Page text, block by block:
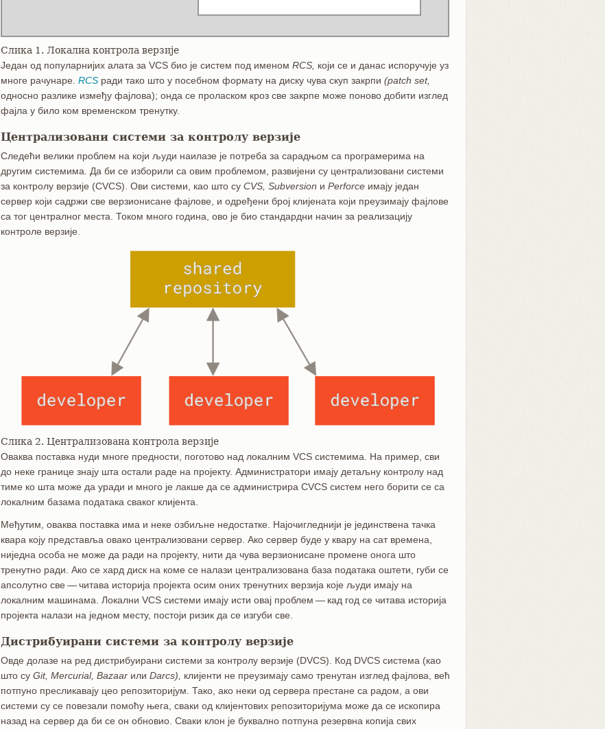
Слика 1. Локална контрола верзије
Један од популарнијих алата за VCS био је систем под именом RCS, који се и данас испоручује уз
многе рачунаре. RCS ради тако што у посебном формату на диску чува скуп закрпи (patch set,
односно разлике између фајлова); онда се проласком кроз све закрпе може поново добити изглед
фајла у било ком временском тренутку.
Централизовани системи за контролу верзије
Следећи велики проблем на који људи наилазе је потреба за сарадњом са програмерима на
другим системима. Да би се изборили са овим проблемом, развијени су централизовани системи
за контролу верзије (CVCS). Ови системи, као што су CVS, Subversion и Perforce имају један
сервер који садржи све верзионисане фајлове, и одређени број клијената који преузимају фајлове
са тог централног места. Током много година, ово је био стандардни начин за реализацију
контроле верзије.
Слика 2. Централизована контрола верзије
Оваква поставка нуди многе предности, поготово над локалним VCS системима. На пример, сви
до неке границе знају шта остали раде на пројекту. Администратори имају детаљну контролу над
тиме ко шта може да уради и много је лакше да се администрира CVCS систем него борити се са
локалним базама података сваког клијента.
Међутим, оваква поставка има и неке озбиљне недостатке. Најочигледнији је јединствена тачка
квара коју представља овако централизовани сервер. Ако сервер буде у квару на сат времена,
ниједна особа не може да ради на пројекту, нити да чува верзионисане промене онога што
тренутно ради. Ако се хард диск на коме се налази централизована база података оштети, губи се
апсолутно све — читава историја пројекта осим оних тренутних верзија које људи имају на
локалним машинама. Локални VCS системи имају исти овај проблем — кад год се читава историја
пројекта налази на једном месту, постоји ризик да се изгуби све.
Дистрибуирани системи за контролу верзије
Овде долазе на ред дистрибуирани системи за контролу верзије (DVCS). Код DVCS система (као
што су Git, Mercurial, Bazaar или Darcs),
клијенти не преузимају само тренутан изглед фајлова, већ
потпуно пресликавају цео репозиторијум. Тако, ако неки од сервера престане са радом, а ови
системи су се повезали помоћу њега, сваки од клијентових репозиторијума може да се ископира
назад на сервер да би се он обновио. Сваки клон је буквално потпуна резервна копија свих